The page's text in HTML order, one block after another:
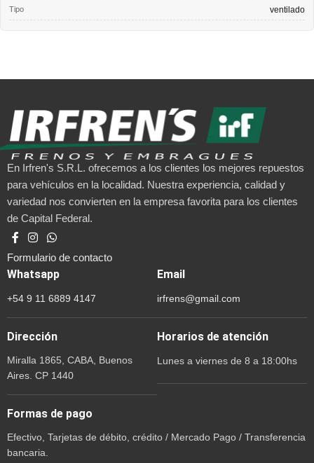
Tipo ventilado
En Irfren's S.R.L. ofrecemos a los clientes los mejores repuestos
para vehículos en la localidad. Nuestra experiencia, calidad y
variedad nos convierten en la empresa favorita para los clientes
de Capital Federal.
Formulario de contacto
Whatsapp
+54 9 11 6889 4147
Email
irfrens@gmail.com
Dirección
Miralla 1865, CABA, Buenos
Aires. CP 1440
Horarios de atención
Lunes a viernes de 8 a 18:00hs
Formas de pago
Efectivo, Tarjetas de débito, crédito / Mercado Pago / Transferencia
bancaria.